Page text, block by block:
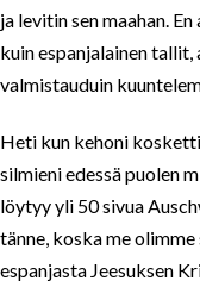
ja levitin sen maahan.
kuin espanjalainen
valmistauduin
Heti kun kehoni
silmieni edessä puolen
löytyy yli 50 sivua
tänne, koska me
espanjasta Jeesuksen